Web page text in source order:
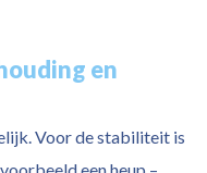
en
Voor de stabiliteit is